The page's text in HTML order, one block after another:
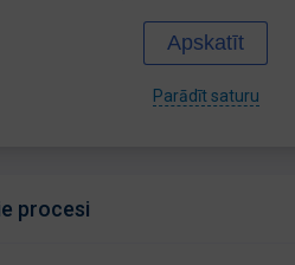
Apskatīt
Parādīt saturu
procesi